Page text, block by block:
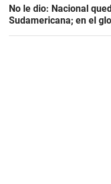
No le dio: Nacional
Sudamericana; en el